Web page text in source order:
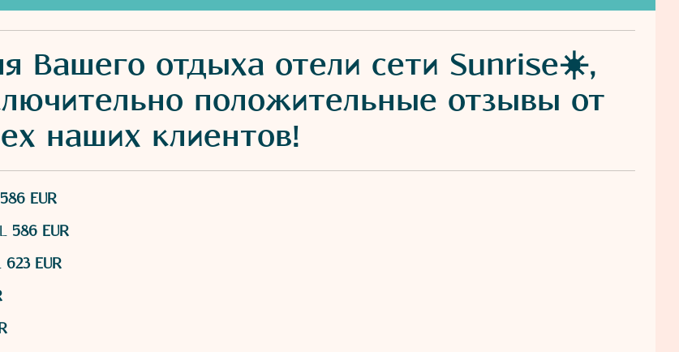
Вашего отдыха отели сети Sunrise☀️,
положительные отзывы от
наших клиентов!
586 EUR
586 EUR
623 EUR